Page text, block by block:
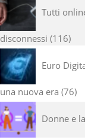
Tutti
disconnessi 116
Euro
una nuova era 76
Donne e